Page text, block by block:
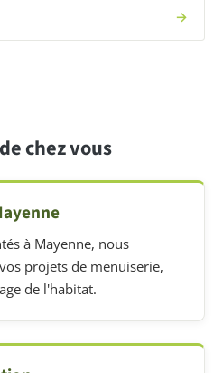
→
chez vous
à Mayenne, nous
projets de menuiserie,
de l'habitat.